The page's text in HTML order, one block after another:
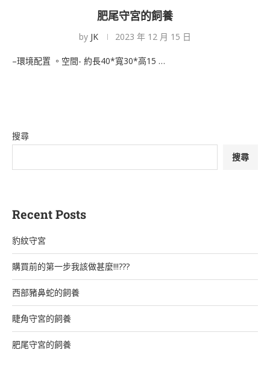
肥尾守宮的飼養
by JK 2023 年 12 月 15 日
–環境配置 。空間- 約長40*寬30*高15 …
搜尋
搜尋
Recent Posts
豹紋守宮
購買前的第一步我該做甚麼!!!???
西部豬鼻蛇的飼養
睫角守宮的飼養
肥尾守宮的飼養